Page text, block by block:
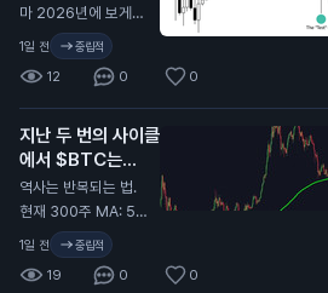
마 2026년에 보게
될 글 중 가장 중요한
글 중 하나일 거야. 시
간 내서 제대로 뜯어
봐. 가격 움직임만 보
지 말고, 파동 구조, 시
장 심리, 마켓메이커
관점에서의 유사점에
집중해. 진한 초록 구
간(바닥 형성)이 끝나
면 다음 타깃은 보라
색 점이고, 그건 8만
1일 전 중립적
12 0 0
지난 두 번의 사이클
에서 $BTC는
300주 이동평균선
(300W MA) 근처
에서 바닥을 찍었음.
역사는 반복되는 법.
현재 300주 MA: 5
5,000달러.
1일 전 중립적
19 0 0